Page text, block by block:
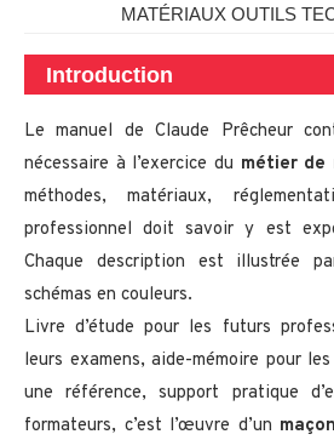
MATÉRIAUX OUTILS
Introduction
Le manuel de Claude Prêcheur
nécessaire à l’exercice du métier de
méthodes, matériaux,
professionnel doit savoir y est
Chaque description est illustrée
schémas en couleurs.
Livre d’étude pour les futurs
leurs examens, aide-mémoire pour
une référence, support pratique
formateurs, c’est l’œuvre d’un maçon